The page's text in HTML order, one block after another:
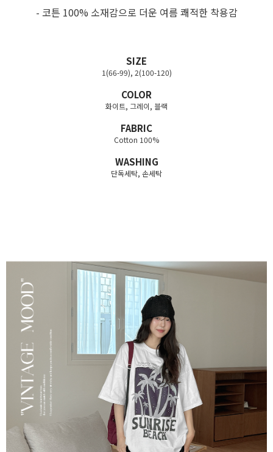
- 코튼 100% 소재감으로 더운 여름 쾌적한 착용감
SIZE
1(66-99), 2(100-120)
COLOR
화이트, 그레이, 블랙
FABRIC
Cotton 100%
WASHING
단독세탁, 손세탁